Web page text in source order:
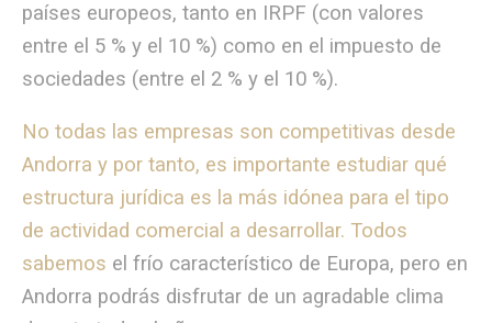
países europeos, tanto en IRPF (con valores
entre el 5 % y el 10 %) como en el impuesto de
sociedades (entre el 2 % y el 10 %).
No todas las empresas son competitivas desde
Andorra y por tanto, es importante estudiar qué
estructura jurídica es la más idónea para el tipo
de actividad comercial a desarrollar. Todos
sabemos el frío característico de Europa, pero en
Andorra podrás disfrutar de un agradable clima